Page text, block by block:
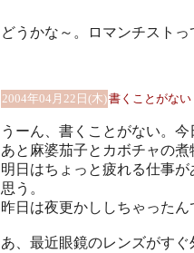
どうかな～。ロマンチスト
2004年04月22日(木)書くことがない
うーん、書くことがない。
あと麻婆茄子とカボチャの
明日はちょっと疲れる仕事
思う。
昨日は夜更かししちゃったん
あ、最近眼鏡のレンズがす